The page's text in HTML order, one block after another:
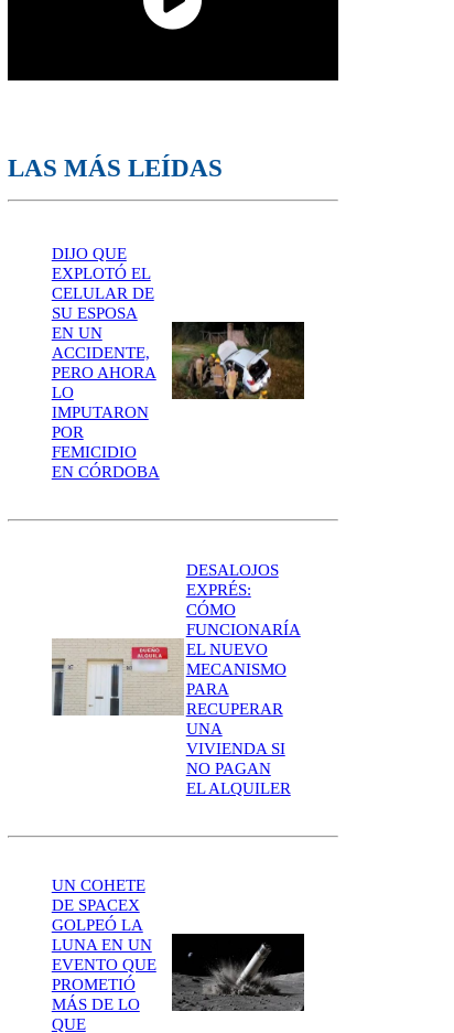
LAS MÁS LEÍDAS
DIJO QUE
EXPLOTÓ EL
CELULAR DE
SU ESPOSA
EN UN
ACCIDENTE,
PERO AHORA
LO
IMPUTARON
POR
FEMICIDIO
EN CÓRDOBA
DESALOJOS
EXPRÉS:
CÓMO
FUNCIONARÍA
EL NUEVO
MECANISMO
PARA
RECUPERAR
UNA
VIVIENDA SI
NO PAGAN
EL ALQUILER
UN COHETE
DE SPACEX
GOLPEÓ LA
LUNA EN UN
EVENTO QUE
PROMETIÓ
MÁS DE LO
QUE